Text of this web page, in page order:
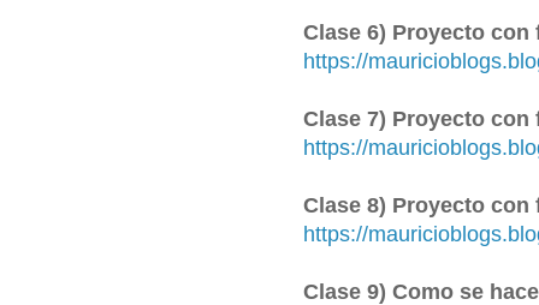
Clase 6) Proyecto
https://
Clase 7) Proyecto
https://
Clase 8) Proyecto
https://
Clase 9) Como se